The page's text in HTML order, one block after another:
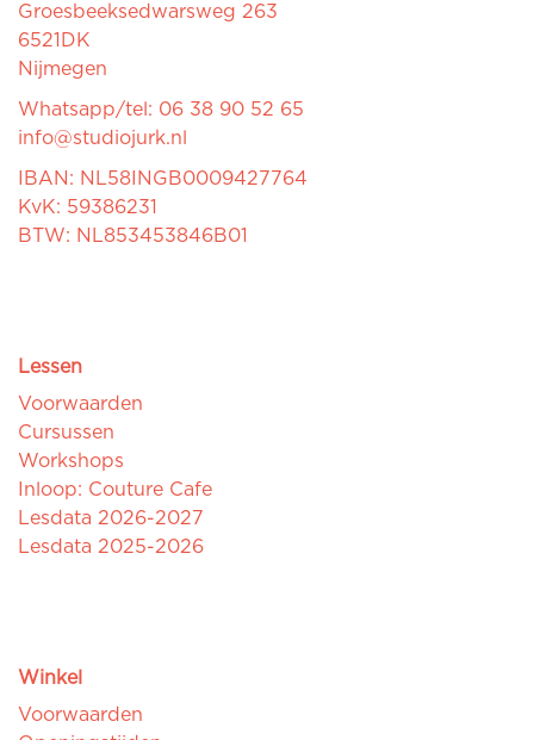
Groesbeeksedwarsweg 263
6521DK
Nijmegen
Whatsapp/tel: 06 38 90 52 65
info@studiojurk.nl
IBAN: NL58INGB0009427764
KvK: 59386231
BTW: NL853453846B01
Lessen
Voorwaarden
Cursussen
Workshops
Inloop: Couture Cafe
Lesdata 2026-2027
Lesdata 2025-2026
Winkel
Voorwaarden